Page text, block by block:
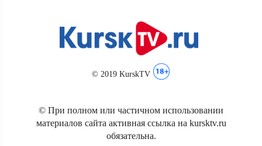
© 2019 KurskTV
© При полном или частичном использовании
материалов сайта активная ссылка на kursktv.ru
обязательна.